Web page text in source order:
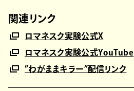
関連リンク
ロマネスク実験公式X
ロマネスク実験公式YouTube
”わがままキラー”配信リンク